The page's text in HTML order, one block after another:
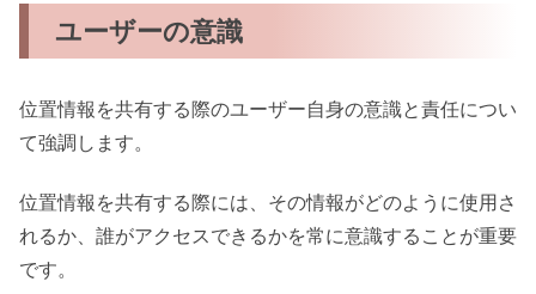
ユーザーの意識
位置情報を共有する際のユーザー自身の意識と責任につい
て強調します。
位置情報を共有する際には、その情報がどのように使用さ
れるか、誰がアクセスできるかを常に意識することが重要
です。